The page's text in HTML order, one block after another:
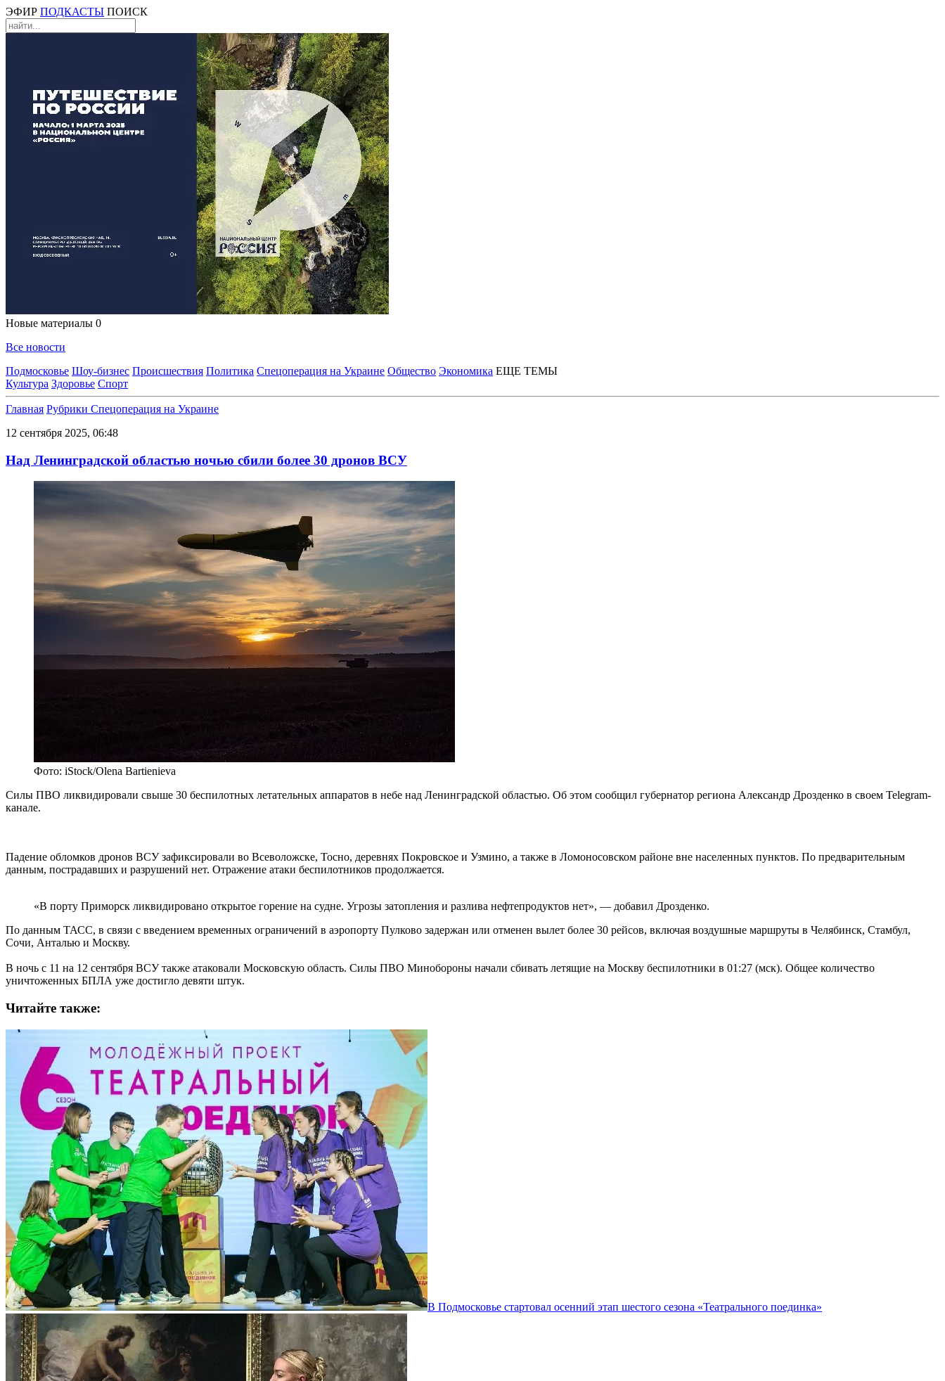
ЭФИР ПОДКАСТЫ ПОИСК
Новые материалы 0
Все новости
Подмосковье Шоу-бизнес Происшествия Политика Спецоперация на Украине Общество Экономика ЕЩЕ ТЕМЫ
Культура Здоровье Спорт
Главная Рубрики Спецоперация на Украине
12 сентября 2025, 06:48
Над Ленинградской областью ночью сбили более 30 дронов ВСУ
Фото: iStock/Olena Bartienieva
Силы ПВО ликвидировали свыше 30 беспилотных летательных аппаратов в небе над Ленинградской областью. Об этом сообщил губернатор региона Александр Дрозденко в своем Telegram-
канале.
Падение обломков дронов ВСУ зафиксировали во Всеволожске, Тосно, деревнях Покровское и Узмино, а также в Ломоносовском районе вне населенных пунктов. По предварительным
данным, пострадавших и разрушений нет. Отражение атаки беспилотников продолжается.
«В порту Приморск ликвидировано открытое горение на судне. Угрозы затопления и разлива нефтепродуктов нет», — добавил Дрозденко.
По данным ТАСС, в связи с введением временных ограничений в аэропорту Пулково задержан или отменен вылет более 30 рейсов, включая воздушные маршруты в Челябинск, Стамбул,
Сочи, Анталью и Москву.
В ночь с 11 на 12 сентября ВСУ также атаковали Московскую область. Силы ПВО Минобороны начали сбивать летящие на Москву беспилотники в 01:27 (мск). Общее количество
уничтоженных БПЛА уже достигло девяти штук.
Читайте также:
В Подмосковье стартовал осенний этап шестого сезона «Театрального поединка»